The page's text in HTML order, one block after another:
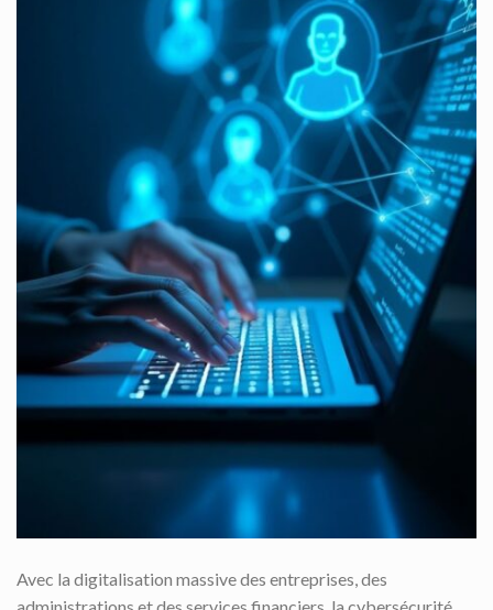
Avec la digitalisation massive des entreprises, des